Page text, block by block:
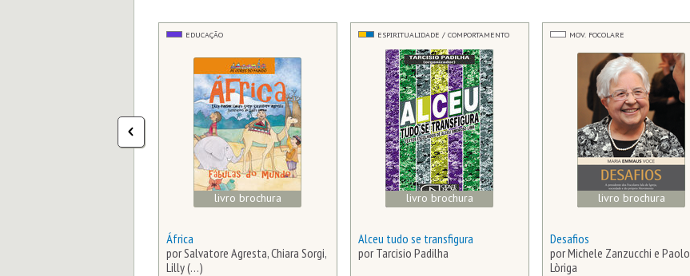
EDUCAÇÃO
livro brochura
África
por Salvatore Agresta, Chiara Sorgi,
Lilly (…)
ESPIRITUALIDADE / COMPORTAMENTO
livro brochura
Alceu tudo se transfigura
por Tarcisio Padilha
MOV. FOCOLARE
livro brochura
Desafios
por Michele Zanzucchi e Paolo
Lòriga